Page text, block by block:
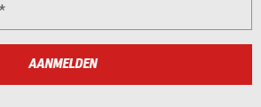
AANMELDEN